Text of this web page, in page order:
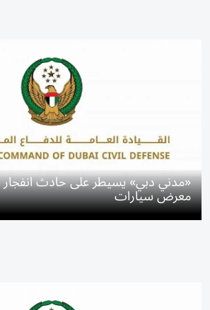
«مدني دبي» يسيطر على حادث
معرض سيارات